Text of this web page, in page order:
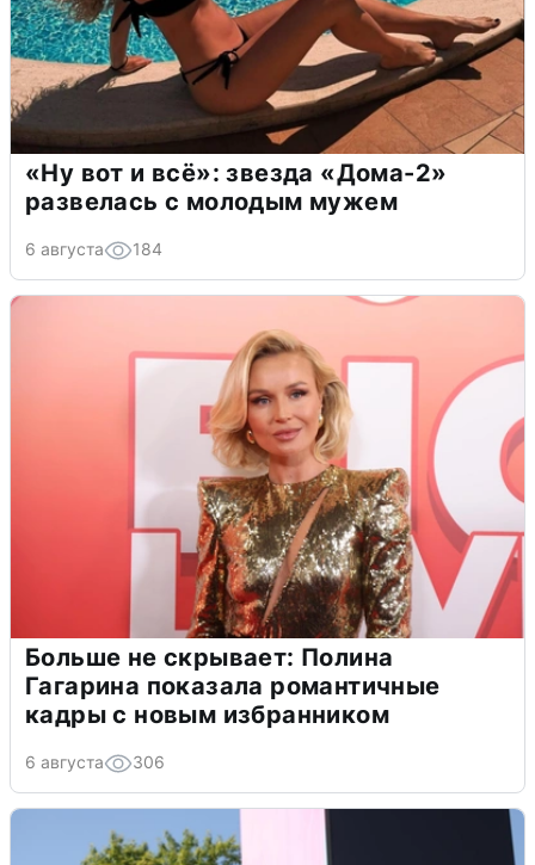
«Ну вот и всё»: звезда «Дома-2»
развелась с молодым мужем
6 августа 184
Больше не скрывает: Полина
Гагарина показала романтичные
кадры с новым избранником
6 августа 306